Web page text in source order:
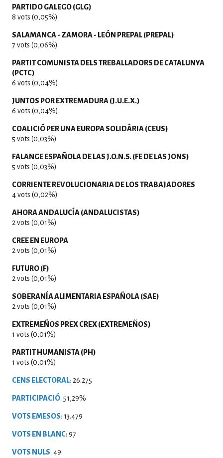
PARTIDO GALEGO (GLG)
8 vots (0,05%)
SALAMANCA - ZAMORA - LEÓN PREPAL (PREPAL)
7 vots (0,06%)
PARTIT COMUNISTA DELS TREBALLADORS DE CATALUNYA
(PCTC)
6 vots (0,04%)
JUNTOS POR EXTREMADURA (J.U.E.X.)
6 vots (0,04%)
COALICIÓ PER UNA EUROPA SOLIDÀRIA (CEUS)
5 vots (0,03%)
FALANGE ESPAÑOLA DE LAS J.O.N.S. (FE DE LAS JONS)
5 vots (0,03%)
CORRIENTE REVOLUCIONARIA DE LOS TRABAJADORES
4 vots (0,02%)
AHORA ANDALUCÍA (ANDALUCISTAS)
2 vots (0,01%)
CREE EN EUROPA
2 vots (0,01%)
FUTURO (F)
2 vots (0,01%)
SOBERANÍA ALIMENTARIA ESPAÑOLA (SAE)
2 vots (0,01%)
EXTREMEÑOS PREX CREX (EXTREMEÑOS)
1 vots (0,01%)
PARTIT HUMANISTA (PH)
1 vots (0,01%)
CENS ELECTORAL: 26.275
PARTICIPACIÓ: 51,29%
VOTS EMESOS: 13.479
VOTS EN BLANC: 97
VOTS NULS: 49